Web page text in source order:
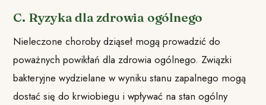
C. Ryzyka dla zdrowia ogólnego
Nieleczone choroby dziąseł mogą prowadzić do
poważnych powikłań dla zdrowia ogólnego. Związki
bakteryjne wydzielane w wyniku stanu zapalnego mogą
dostać się do krwiobiegu i wpływać na stan ogólny